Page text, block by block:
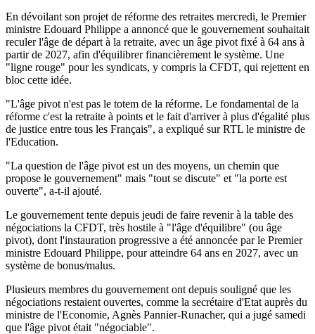
En dévoilant son projet de réforme des retraites mercredi, le Premier
ministre Edouard Philippe a annoncé que le gouvernement souhaitait
reculer l'âge de départ à la retraite, avec un âge pivot fixé à 64 ans à
partir de 2027, afin d'équilibrer financièrement le système. Une
"ligne rouge" pour les syndicats, y compris la CFDT, qui rejettent en
bloc cette idée.
"L'âge pivot n'est pas le totem de la réforme. Le fondamental de la
réforme c'est la retraite à points et le fait d'arriver à plus d'égalité plus
de justice entre tous les Français", a expliqué sur RTL le ministre de
l'Education.
"La question de l'âge pivot est un des moyens, un chemin que
propose le gouvernement" mais "tout se discute" et "la porte est
ouverte", a-t-il ajouté.
Le gouvernement tente depuis jeudi de faire revenir à la table des
négociations la CFDT, très hostile à "l'âge d'équilibre" (ou âge
pivot), dont l'instauration progressive a été annoncée par le Premier
ministre Edouard Philippe, pour atteindre 64 ans en 2027, avec un
système de bonus/malus.
Plusieurs membres du gouvernement ont depuis souligné que les
négociations restaient ouvertes, comme la secrétaire d'Etat auprès du
ministre de l'Economie, Agnès Pannier-Runacher, qui a jugé samedi
que l'âge pivot était "négociable".